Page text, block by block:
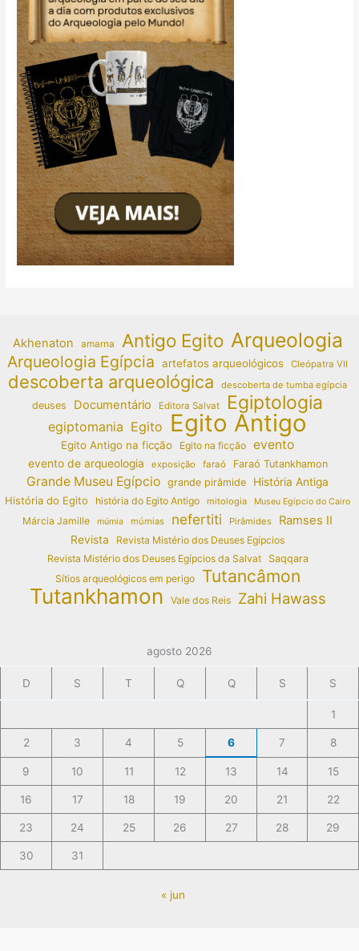
Akhenaton amarna Antigo Egito Arqueologia
Arqueologia Egípcia artefatos arqueológicos Cleópatra VII
descoberta arqueológica descoberta de tumba egípcia
deuses Documentário Editora Salvat Egiptologia
egiptomania Egito Egito Antigo
Egito Antigo na ficção Egito na ficção evento
evento de arqueologia exposição faraó Faraó Tutankhamon
Grande Museu Egípcio grande pirâmide
História Antiga
História do Egito
história do Egito Antigo mitologia Museu Egípcio do Cairo
Márcia Jamille múmia múmias nefertiti Pirâmides Ramses II
Revista
Revista Mistério dos Deuses Egípcios
Revista Mistério dos Deuses Egípcios da Salvat
Saqqara
Sítios arqueológicos em perigo
Tutancâmon
Tutankhamon Vale dos Reis Zahi Hawass
agosto 2026
D S T Q Q S S
1
2 3 4 5 6 7 8
9 10 11 12 13 14 15
16 17 18 19 20 21 22
23 24 25 26 27 28 29
30 31
« jun